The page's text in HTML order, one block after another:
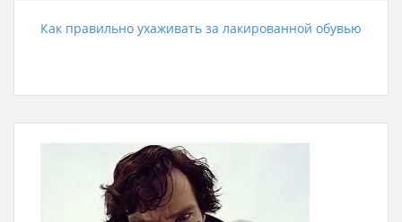
Как правильно ухаживать за лакированной обувью